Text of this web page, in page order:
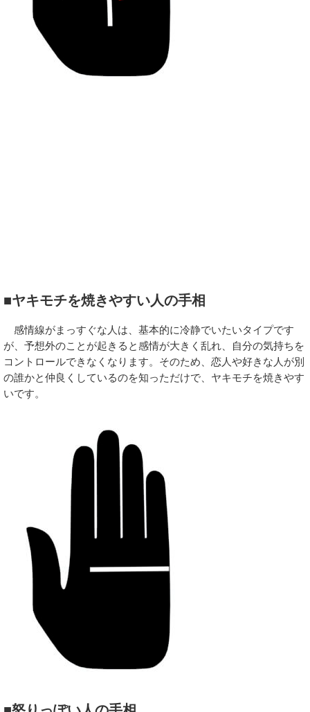
■ヤキモチを焼きやすい人の手相
感情線がまっすぐな人は、基本的に冷静でいたいタイプです
が、予想外のことが起きると感情が大きく乱れ、自分の気持ちを
コントロールできなくなります。そのため、恋人や好きな人が別
の誰かと仲良くしているのを知っただけで、ヤキモチを焼きやす
いです。